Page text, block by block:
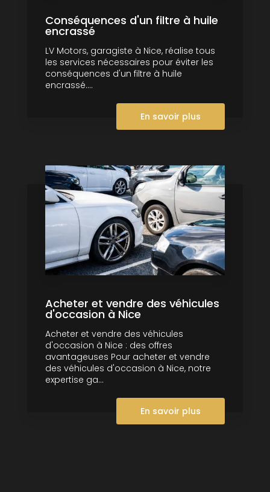
Conséquences d'un filtre à huile
encrassé
LV Motors, garagiste à Nice, réalise tous
les services nécessaires pour éviter les
conséquences d'un filtre à huile
encrassé....
En savoir plus
Acheter et vendre des véhicules
d'occasion à Nice
Acheter et vendre des véhicules
d'occasion à Nice : des offres
avantageuses Pour acheter et vendre
des véhicules d'occasion à Nice, notre
expertise ga...
En savoir plus